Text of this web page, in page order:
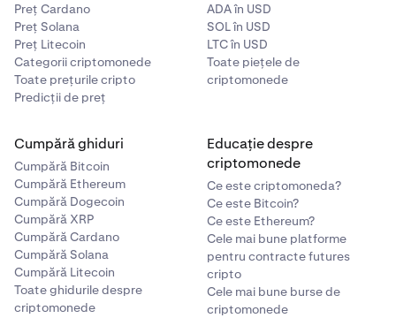
Preț Cardano
Preț Solana
Preț Litecoin
Categorii criptomonede
Toate prețurile cripto
Predicții de preț
ADA în USD
SOL în USD
LTC în USD
Toate piețele de
criptomonede
Cumpără ghiduri
Cumpără Bitcoin
Cumpără Ethereum
Cumpără Dogecoin
Cumpără XRP
Cumpără Cardano
Cumpără Solana
Cumpără Litecoin
Toate ghidurile despre
criptomonede
Educație despre
criptomonede
Ce este criptomoneda?
Ce este Bitcoin?
Ce este Ethereum?
Cele mai bune platforme
pentru contracte futures
cripto
Cele mai bune burse de
criptomonede